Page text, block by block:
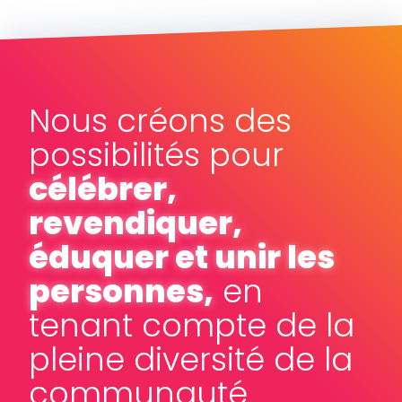
Nous créons des
possibilités pour
célébrer,
revendiquer,
éduquer et unir les
personnes, en
tenant compte de la
pleine diversité de la